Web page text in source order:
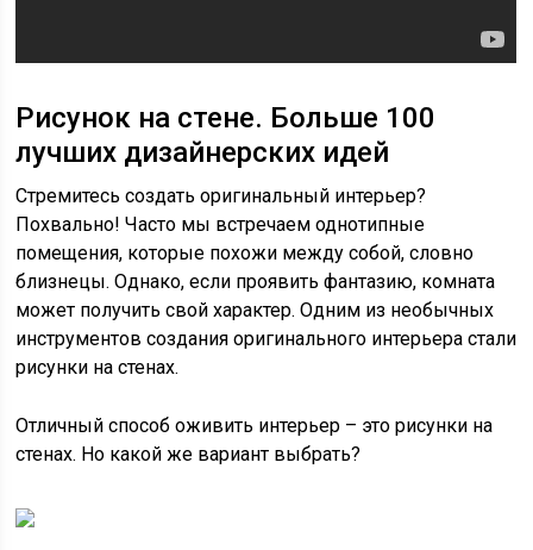
Рисунок на стене. Больше 100
лучших дизайнерских идей
Стремитесь создать оригинальный интерьер?
Похвально! Часто мы встречаем однотипные
помещения, которые похожи между собой, словно
близнецы. Однако, если проявить фантазию, комната
может получить свой характер. Одним из необычных
инструментов создания оригинального интерьера стали
рисунки на стенах.
Отличный способ оживить интерьер – это рисунки на
стенах. Но какой же вариант выбрать?